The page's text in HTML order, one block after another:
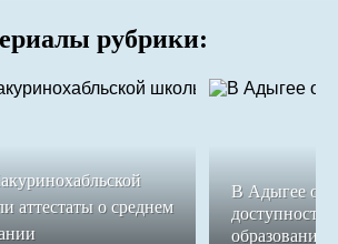
рубрики:
аттестаты о среднем
В Адыгее
доступность
образования